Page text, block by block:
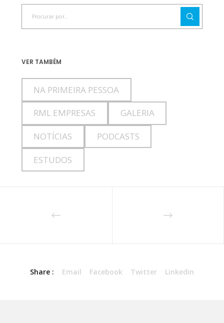
VER TAMBÉM
NA PRIMEIRA PESSOA
RML EMPRESAS GALERIA
NOTÍCIAS PODCASTS
ESTUDOS
Share : Email Facebook Twitter Linkedin